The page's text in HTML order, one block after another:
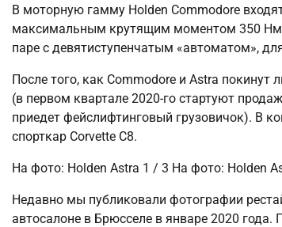
В моторную гамму Holden Commodore
максимальным крутящим моментом 350 Нм,
паре с девятиступенчатым «автоматом»,
После того, как Commodore и Astra покинут
(в первом квартале 2020-го стартуют
приедет фейслифтинговый грузовичок). В
спорткар Corvette С8.
На фото: Holden Astra 1 / 3 На фото: Holden
Недавно мы публиковали фотографии
автосалоне в Брюсселе в январе 2020